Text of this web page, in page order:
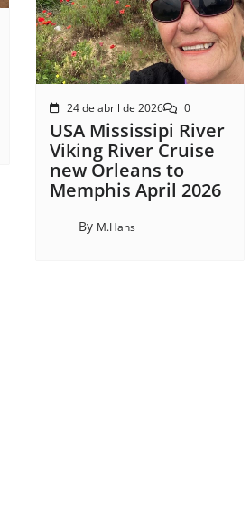
24 de abril de 2026 0
USA Mississipi River
Viking River Cruise
new Orleans to
Memphis April 2026
By M.Hans